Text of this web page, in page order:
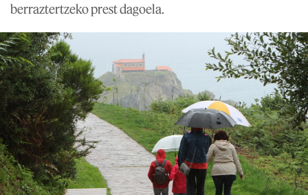
berraztertzeko prest dagoela.